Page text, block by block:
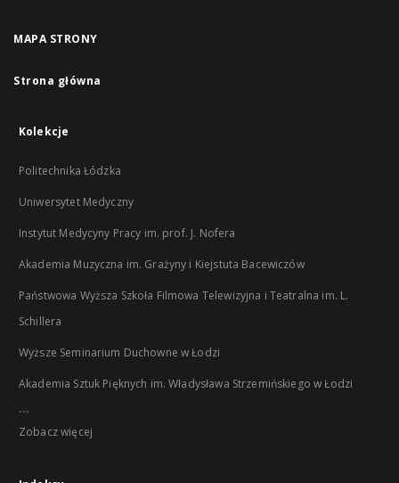
MAPA STRONY
Strona główna
Kolekcje
Politechnika Łódzka
Uniwersytet Medyczny
Instytut Medycyny Pracy im. prof. J. Nofera
Akademia Muzyczna im. Grażyny i Kiejstuta Bacewiczów
Państwowa Wyższa Szkoła Filmowa Telewizyjna i Teatralna im. L.
Schillera
Wyższe Seminarium Duchowne w Łodzi
Akademia Sztuk Pięknych im. Władysława Strzemińskiego w Łodzi
...
Zobacz więcej